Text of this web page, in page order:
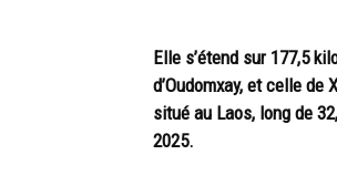
Elle s’étend sur 177,5
d’Oudomxay, et celle
situé au Laos, long de
2025.